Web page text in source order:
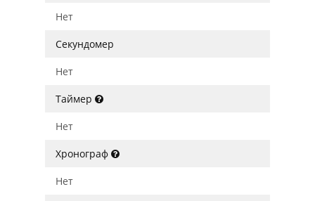
Нет
Секундомер
Нет
Таймер
Нет
Хронограф
Нет